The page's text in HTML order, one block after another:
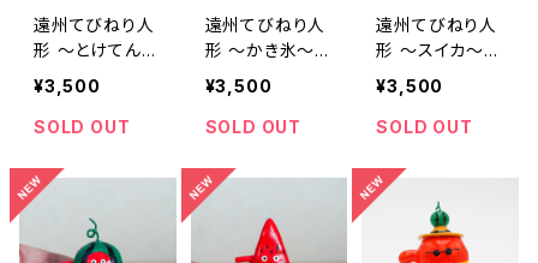
遠州てびねり人
形 〜とけてん
ぐ〜｜高さ約6.5
cm
¥3,500
SOLD OUT
遠州てびねり人
形 〜かき氷〜｜
高さ約4.5cm
¥3,500
SOLD OUT
遠州てびねり人
形 〜スイカ〜
｜高さ約5.5cm
¥3,500
SOLD OUT